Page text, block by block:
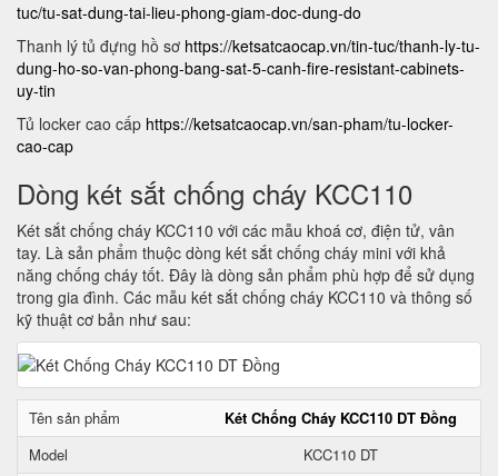
tuc/tu-sat-dung-tai-lieu-phong-giam-doc-dung-do
Thanh lý tủ đựng hồ sơ https://ketsatcaocap.vn/tin-tuc/thanh-ly-tu-
dung-ho-so-van-phong-bang-sat-5-canh-fire-resistant-cabinets-
uy-tin
Tủ locker cao cấp https://ketsatcaocap.vn/san-pham/tu-locker-
cao-cap
Dòng két sắt chống cháy KCC110
Két sắt chống cháy KCC110 với các mẫu khoá cơ, điện tử, vân
tay. Là sản phẩm thuộc dòng két sắt chống cháy mini với khả
năng chống cháy tốt. Đây là dòng sản phẩm phù hợp để sử dụng
trong gia đình. Các mẫu két sắt chống cháy KCC110 và thông số
kỹ thuật cơ bản như sau:
Tên sản phẩm
Két Chống Cháy KCC110 DT Đồng
Model
KCC110 DT